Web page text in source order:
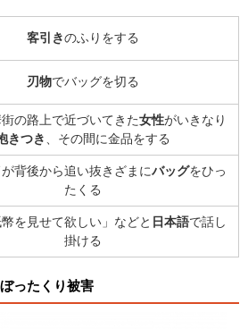
客引きのふりをする
刃物でバッグを切る
の路上で近づいてきた女性がいきなり
きつき
、その間に金品をする
が背後から追い抜きざまに バッグをひっ
たくる
幣を見せて欲しい」などと 日本語で話し
掛ける
ったくり被害